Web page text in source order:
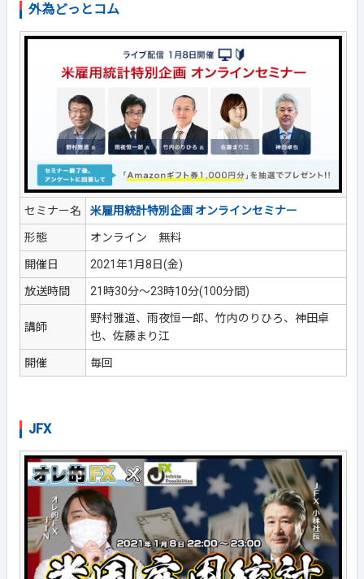
外為どっとコム
セミナー名 米雇用統計特別企画 オンラインセミナー
形態 オンライン 無料
開催日 2021年1月8日(金)
放送時間 21時30分～23時10分(100分間)
講師
野村雅道、雨夜恒一郎、竹内のりひろ、神田卓
也、佐藤まり江
開催 毎回
JFX